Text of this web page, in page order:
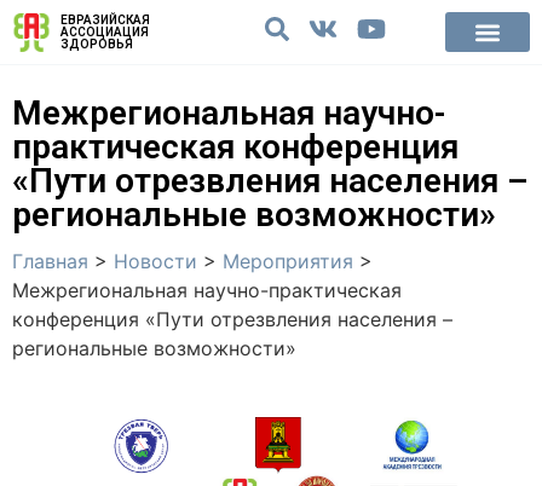
ЕВРАЗИЙСКАЯ
АССОЦИАЦИЯ
ЗДОРОВЬЯ
Межрегиональная научно-
практическая конференция
«Пути отрезвления населения –
региональные возможности»
Главная > Новости > Мероприятия >
Межрегиональная научно-практическая
конференция «Пути отрезвления населения –
региональные возможности»